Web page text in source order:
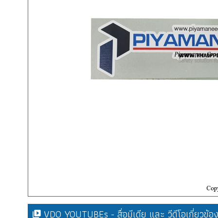
VDO YOUTUBEs - สื่อมีเดีย และ วีดีโอเกี่ยวข้อง